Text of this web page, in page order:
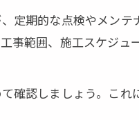
定期的な点検やメン
事範囲、施工スケジ
確認しましょう。こ